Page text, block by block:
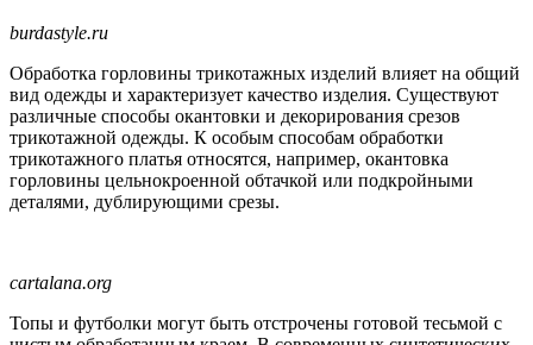
burdastyle.ru
Обработка горловины трикотажных изделий влияет на общий
вид одежды и характеризует качество изделия. Существуют
различные способы окантовки и декорирования срезов
трикотажной одежды. К особым способам обработки
трикотажного платья относятся, например, окантовка
горловины цельнокроенной обтачкой или подкройными
деталями, дублирующими срезы.
cartalana.org
Топы и футболки могут быть отстрочены готовой тесьмой с